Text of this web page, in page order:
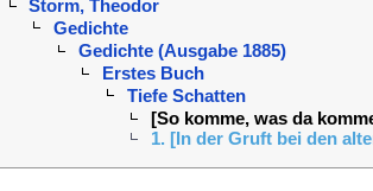
Storm, Theodor
Gedichte
Gedichte (Ausgabe 1885)
Erstes Buch
Tiefe Schatten
[So komme, was da
1. [In der Gruft bei den